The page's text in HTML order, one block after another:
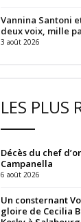
Vannina Santoni
deux voix, mille
3 août 2026
LES PLUS
Décès du chef
Campanella
6 août 2026
Un consternant
gloire de Cecilia